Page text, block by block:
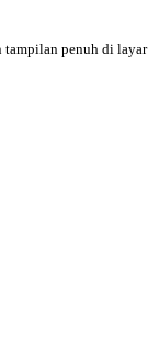
penuh di layar